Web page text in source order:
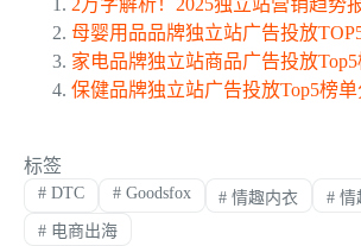
2万字解析！2025独立站营销趋势
母婴用品品牌独立站广告投放
家电品牌独立站商品广告投放
保健品牌独立站广告投放Top5榜
标签
#DTC #Goodsfox # 情趣内衣 # 情
#电商出海